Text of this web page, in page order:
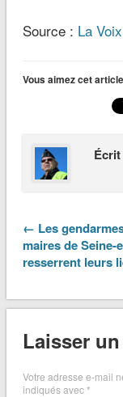
Source : La
Vous aimez cet
← Les
maires de Seine-
resserrent leurs
Laisser
Votre adresse e-mail
indiqués avec*